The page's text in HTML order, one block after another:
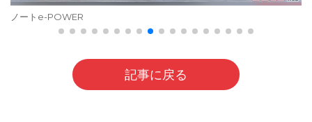
ノートe-POWER
記事に戻る